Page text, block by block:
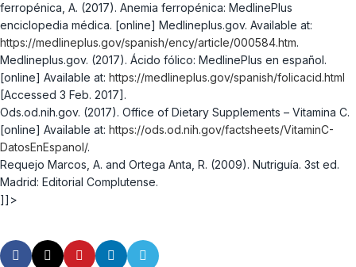
ferropénica, A. (2017). Anemia ferropénica: MedlinePlus
enciclopedia médica. [online] Medlineplus.gov. Available at:
https://medlineplus.gov/spanish/ency/article/000584.htm.
Medlineplus.gov. (2017). Ácido fólico: MedlinePlus en español.
[online] Available at: https://medlineplus.gov/spanish/folicacid.html
[Accessed 3 Feb. 2017].
Ods.od.nih.gov. (2017). Office of Dietary Supplements – Vitamina C.
[online] Available at: https://ods.od.nih.gov/factsheets/VitaminC-
DatosEnEspanol/.
Requejo Marcos, A. and Ortega Anta, R. (2009). Nutriguía. 3st ed.
Madrid: Editorial Complutense.
]]>